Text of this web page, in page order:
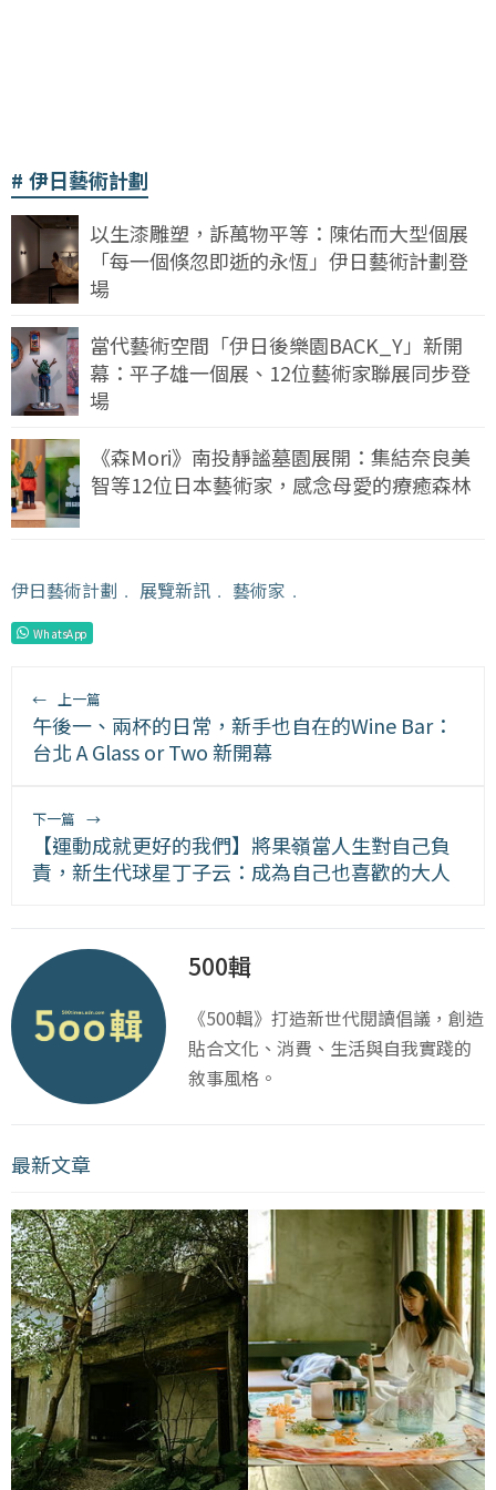
伊日藝術計劃
以生漆雕塑，訴萬物平等：陳佑而大型個展
「每一個倏忽即逝的永恆」伊日藝術計劃登
場
當代藝術空間「伊日後樂園BACK_Y」新開
幕：平子雄一個展、12位藝術家聯展同步登
場
《森Mori》南投靜謐墓園展開：集結奈良美
智等12位日本藝術家，感念母愛的療癒森林
伊日藝術計劃 ﹒ 展覽新訊 ﹒ 藝術家 ﹒
WhatsApp
← 上一篇
午後一、兩杯的日常，新手也自在的Wine Bar：
台北 A Glass or Two 新開幕
下一篇 →
【運動成就更好的我們】將果嶺當人生對自己負
責，新生代球星丁子云：成為自己也喜歡的大人
500輯
《500輯》打造新世代閱讀倡議，創造
貼合文化、消費、生活與自我實踐的
敘事風格。
最新文章